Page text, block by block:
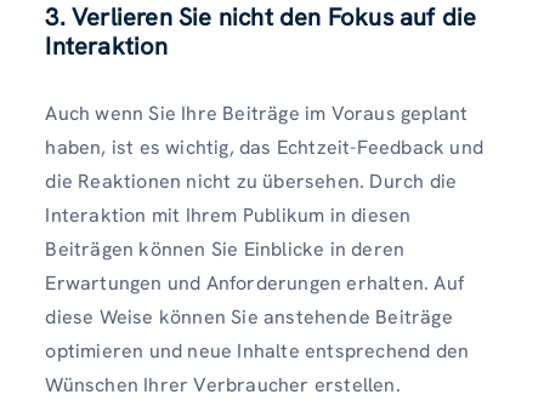
3. Verlieren Sie nicht den Fokus auf die
Interaktion
Auch wenn Sie Ihre Beiträge im Voraus geplant
haben, ist es wichtig, das Echtzeit-Feedback und
die Reaktionen nicht zu übersehen. Durch die
Interaktion mit Ihrem Publikum in diesen
Beiträgen können Sie Einblicke in deren
Erwartungen und Anforderungen erhalten. Auf
diese Weise können Sie anstehende Beiträge
optimieren und neue Inhalte entsprechend den
Wünschen Ihrer Verbraucher erstellen.